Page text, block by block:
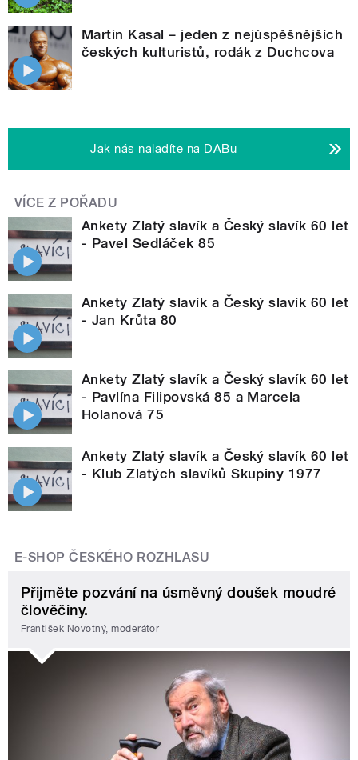
Martin Kasal – jeden z nejúspěšnějších
českých kulturistů, rodák z Duchcova
Jak nás naladíte na DABu
VÍCE Z POŘADU
Ankety Zlatý slavík a Český slavík 60 let
- Pavel Sedláček 85
Ankety Zlatý slavík a Český slavík 60 let
- Jan Krůta 80
Ankety Zlatý slavík a Český slavík 60 let
- Pavlína Filipovská 85 a Marcela
Holanová 75
Ankety Zlatý slavík a Český slavík 60 let
- Klub Zlatých slavíků Skupiny 1977
E-SHOP ČESKÉHO ROZHLASU
Přijměte pozvání na úsměvný doušek moudré
člověčiny.
František Novotný, moderátor